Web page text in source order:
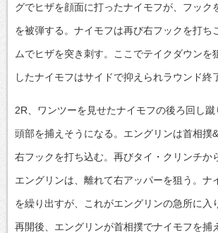
グでヒザを顔面に打ったナイモフが、フック
を被弾する。ナイモフは再び右フックを打ち
ムでヒザを突き刺す。ここでテイクダウンを
したナイモフはサイドで抑えられラウンド終
2R、ワンツーを見せたナイモフの後ろ回し
頭部を捕えそうになる。エングリンは首相撲
右フックを打ち込む。再びタイ・クリンチか
エングリンは、離れて右アッパーを狙う。ナ
を繰り出すが、これがエングリンの急所に入
再開後、エングリンが首相撲でナイモフを捕